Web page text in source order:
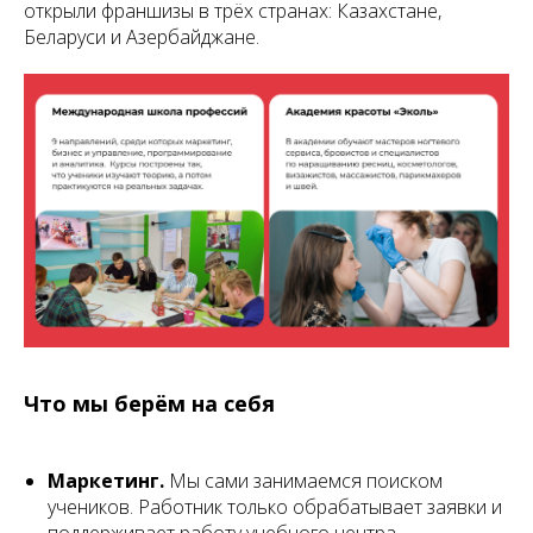
открыли франшизы в трёх странах: Казахстане,
Беларуси и Азербайджане.
Что мы берём на себя
Маркетинг. Мы сами занимаемся поиском
учеников. Работник только обрабатывает заявки и